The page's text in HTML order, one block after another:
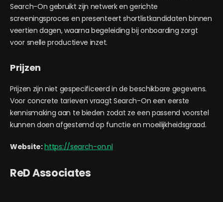
Search-On gebruikt zijn netwerk en gerichte
screeningsproces en presenteert shortlistkandidaten binnen
veertien dagen, waarna begeleiding bij onboarding zorgt
voor snelle productieve inzet.
Prijzen
Prijzen zijn niet gespecificeerd in de beschikbare gegevens.
Voor concrete tarieven vraagt Search-On een eerste
kennismaking aan te bieden zodat ze een passend voorstel
kunnen doen afgestemd op functie en moeilijkheidsgraad.
Website:https://search-on.nl
ReD Associates